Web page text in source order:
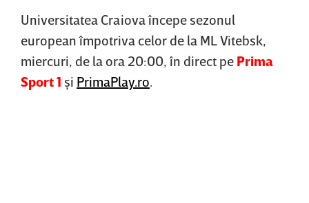
Universitatea Craiova începe sezonul
european împotriva celor de la ML Vitebsk,
miercuri, de la ora 20:00, în direct pe Prima
Sport 1 şi PrimaPlay.ro.